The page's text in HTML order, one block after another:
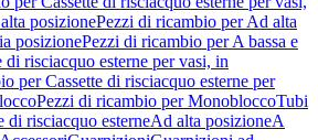
posizionePezzi di ricambio per Ad alta
posizionePezzi di ricambio per A bassa e
di risciacquo esterne per vasi, in
per Cassette di risciacquo esterne per
Pezzi di ricambio per MonobloccoTubi
di risciacquo esterneAd alta posizioneA